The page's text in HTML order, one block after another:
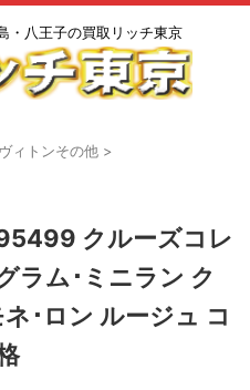
・八王子の買取リッチ東京
ヴィトンその他 >
クルーズコレ
ラム･ミニラン ク
･ロン ルージュ コ